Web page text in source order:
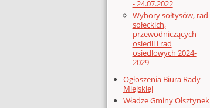
- 24.07.2022
Wybory sołtysów, rad
sołeckich,
przewodniczących
osiedli i rad
osiedlowych 2024-
2029
Ogłoszenia Biura Rady
Miejskiej
Władze Gminy Olsztynek